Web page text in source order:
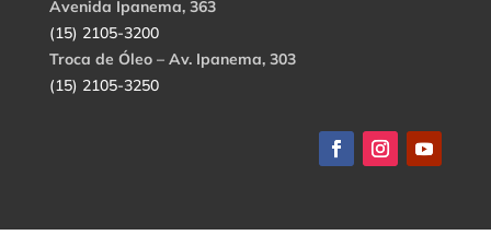
Avenida Ipanema, 363
(15) 2105-3200
Troca de Óleo – Av. Ipanema, 303
(15) 2105-3250